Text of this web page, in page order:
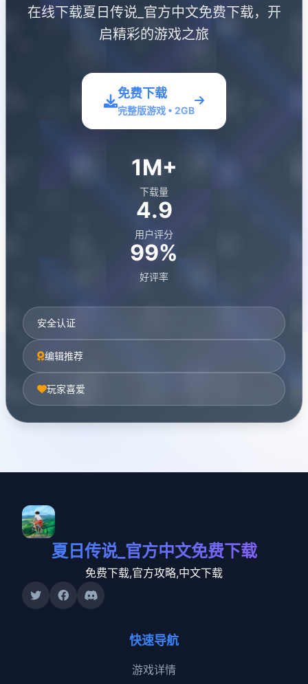
在线下载夏日传说_官方中文免费下载，开
启精彩的游戏之旅
免费下载
完整版游戏 • 2GB
1M+
下载量
4.9
用户评分
99%
好评率
安全认证
编辑推荐
玩家喜爱
夏日传说_官方中文免费下载
免费下载,官方攻略,中文下载
快速导航
游戏详情